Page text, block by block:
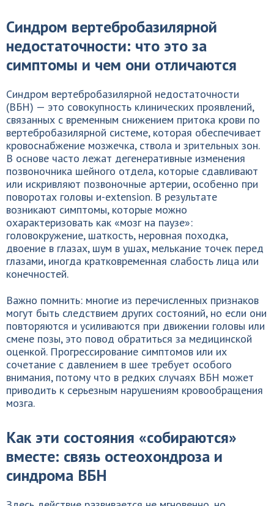
Синдром вертебробазилярной
недостаточности: что это за
симптомы и чем они отличаются
Синдром вертебробазилярной недостаточности
(ВБН) — это совокупность клинических проявлений,
связанных с временным снижением притока крови по
вертебробазилярной системе, которая обеспечивает
кровоснабжение мозжечка, ствола и зрительных зон.
В основе часто лежат дегенеративные изменения
позвоночника шейного отдела, которые сдавливают
или искривляют позвоночные артерии, особенно при
поворотах головы и-extension. В результате
возникают симптомы, которые можно
охарактеризовать как «мозг на паузе»:
головокружение, шаткость, неровная походка,
двоение в глазах, шум в ушах, мелькание точек перед
глазами, иногда кратковременная слабость лица или
конечностей.
Важно помнить: многие из перечисленных признаков
могут быть следствием других состояний, но если они
повторяются и усиливаются при движении головы или
смене позы, это повод обратиться за медицинской
оценкой. Прогрессирование симптомов или их
сочетание с давлением в шее требует особого
внимания, потому что в редких случаях ВБН может
приводить к серьезным нарушениям кровообращения
мозга.
Как эти состояния «собираются»
вместе: связь остеохондроза и
синдрома ВБН